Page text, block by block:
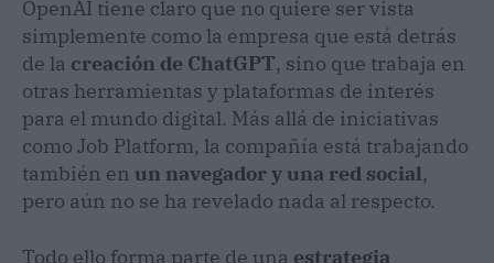
OpenAI tiene claro que no quiere ser vista
simplemente como la empresa que está detrás
de la creación de ChatGPT, sino que trabaja en
otras herramientas y plataformas de interés
para el mundo digital. Más allá de iniciativas
como Job Platform, la compañía está trabajando
también en un navegador y una red social,
pero aún no se ha revelado nada al respecto.
Todo ello forma parte de una estrategia